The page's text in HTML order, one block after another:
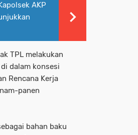
AKP
TPL melakukan
dalam konsesi
Rencana Kerja
panen
bahan baku